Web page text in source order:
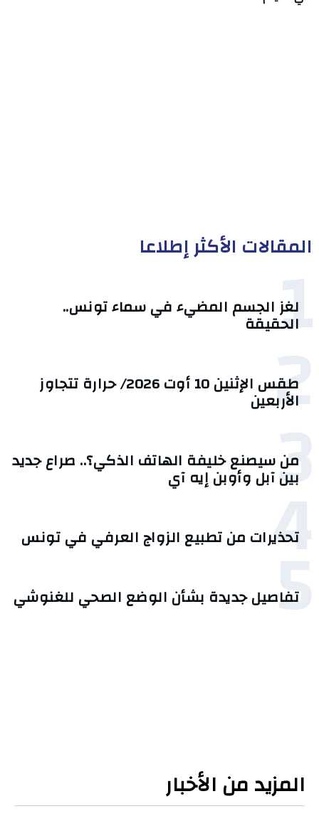
المقالات الأكثر إطلاعا
1
لغز الجسم المضيء في سماء تونس..
الحقيقة
2 طقس الإثنين 10 أوت 2026/ حرارة تتجاوز
الأربعين
3
من سيصنع خليفة الهاتف الذكي؟.. صراع جديد
بين آبل وأوبن إيه آي
4
تحذيرات من تطبيع الزواج العرفي في تونس
5
تفاصيل جديدة بشأن الوضع الصحي للغنوشي
المزيد من الأخبار